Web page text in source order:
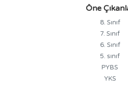
Öne
8. Sınıf
7. Sınıf
6. Sınıf
5. sınıf
PYBS
YKS